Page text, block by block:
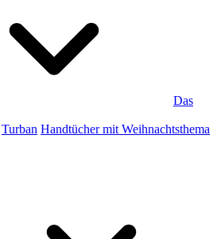
Das
Turban Handtücher mit Weihnachtsthema